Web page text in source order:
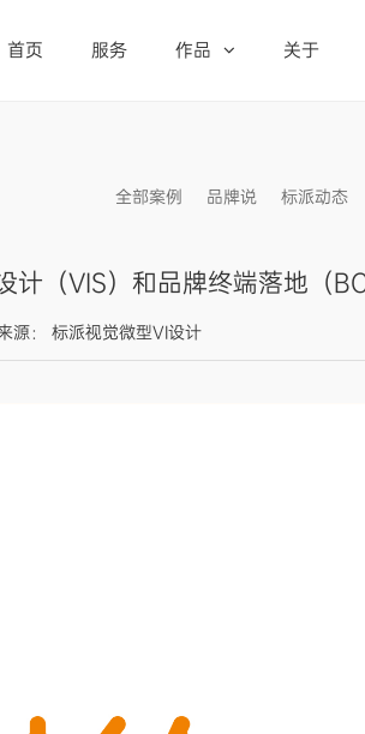
首页 服务 作品 关于
全部案例 品牌说 标派动态
（VIS）和品牌终端落地（
： 标派视觉微型VI设计